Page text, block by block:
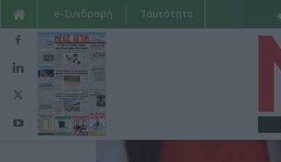
e-Συνδρομή Ταυτότητα